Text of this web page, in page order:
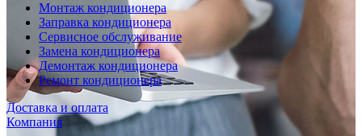
Монтаж кондиционера
Заправка кондиционера
Сервисное обслуживание
Замена кондиционера
Демонтаж кондиционера
Ремонт кондиционера
Доставка и оплата
Компания